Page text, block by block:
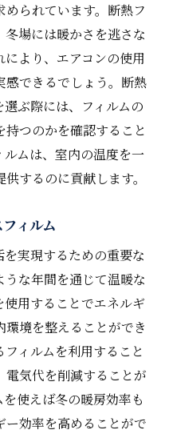
られています。断熱フ
場には暖かさを逃さな
より、エアコンの使用
感できるでしょう。断熱
ぶ際には、フィルムの
つのかを確認すること
ムは、室内の温度を一
するのに貢献します。
ィルム
実現するための重要な
な年間を通じて温暖な
用することでエネルギ
境を整えることができ
ィルムを利用すること
気代を削減することが
使えば冬の暖房効率も
ー効率を高めることがで